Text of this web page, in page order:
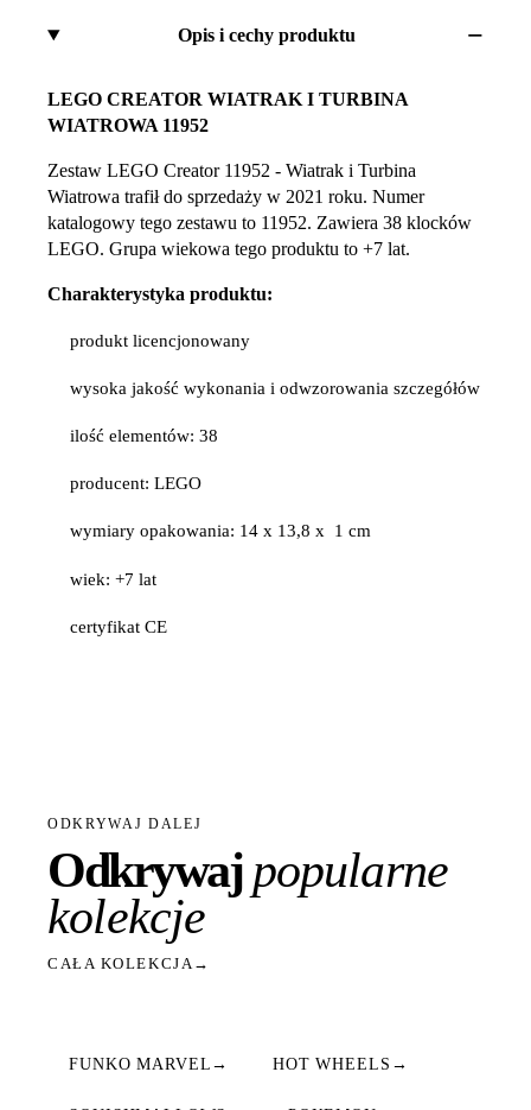
Opis i cechy produktu
LEGO CREATOR WIATRAK I TURBINA
WIATROWA 11952
Zestaw LEGO Creator 11952 - Wiatrak i Turbina
Wiatrowa trafił do sprzedaży w 2021 roku. Numer
katalogowy tego zestawu to 11952. Zawiera 38 klocków
LEGO. Grupa wiekowa tego produktu to +7 lat.
Charakterystyka produktu:
produkt licencjonowany
wysoka jakość wykonania i odwzorowania szczegółów
ilość elementów: 38
producent: LEGO
wymiary opakowania: 14 x 13,8 x 1 cm
wiek: +7 lat
certyfikat CE
ODKRYWAJ DALEJ
Odkrywajpopularne
kolekcje
CAŁA KOLEKCJA →
FUNKO MARVEL → HOT WHEELS →